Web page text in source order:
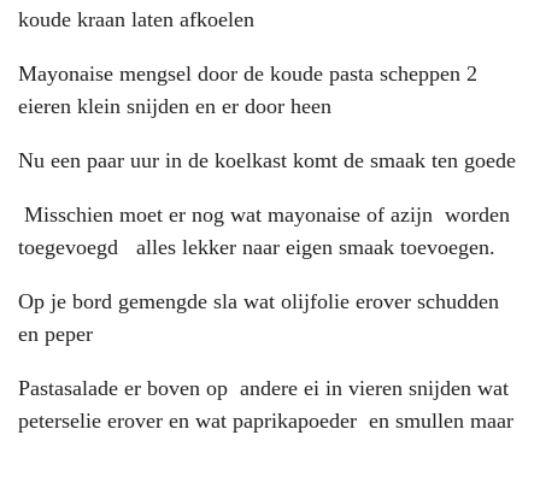
koude kraan laten afkoelen
Mayonaise mengsel door de koude pasta scheppen 2
eieren klein snijden en er door heen
Nu een paar uur in de koelkast komt de smaak ten goede
Misschien moet er nog wat mayonaise of azijn worden
toegevoegd alles lekker naar eigen smaak toevoegen.
Op je bord gemengde sla wat olijfolie erover schudden
en peper
Pastasalade er boven op andere ei in vieren snijden wat
peterselie erover en wat paprikapoeder en smullen maar